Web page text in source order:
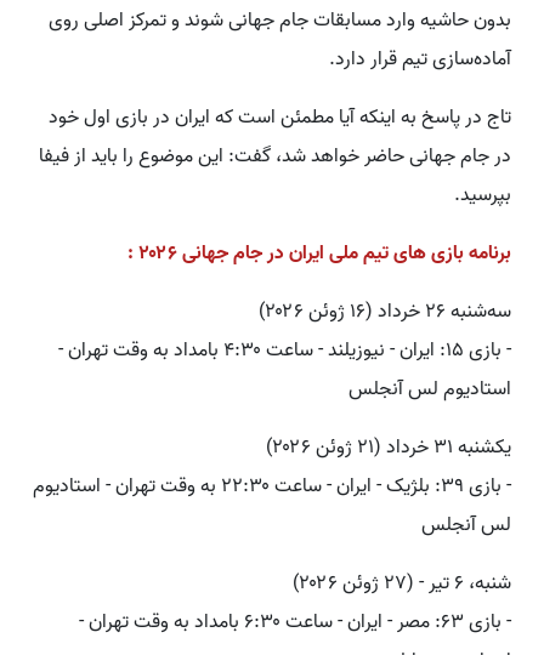
بدون حاشیه وارد مسابقات جام جهانی شوند و تمرکز اصلی روی
آماده‌سازی تیم قرار دارد.
تاج در پاسخ به اینکه آیا مطمئن است که ایران در بازی اول خود
در جام جهانی حاضر خواهد شد، گفت: این موضوع را باید از فیفا
بپرسید.
برنامه بازی های تیم ملی ایران در جام جهانی ۲۰۲۶ :
سه‌شنبه ۲۶ خرداد (۱۶ ژوئن ۲۰۲۶)
- بازی ۱۵: ایران - نیوزیلند - ساعت ۴:۳۰ بامداد به وقت تهران -
استادیوم لس آنجلس
یکشنبه ۳۱ خرداد (۲۱ ژوئن ۲۰۲۶)
- بازی ۳۹: بلژیک - ایران - ساعت ۲۲:۳۰ به وقت تهران - استادیوم
لس آنجلس
شنبه، ۶ تیر - (۲۷ ژوئن ۲۰۲۶)
- بازی ۶۳: مصر - ایران - ساعت ۶:۳۰ بامداد به وقت تهران -